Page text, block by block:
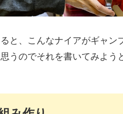
と、こんなナイアがギャン
うのでそれを書いてみよう